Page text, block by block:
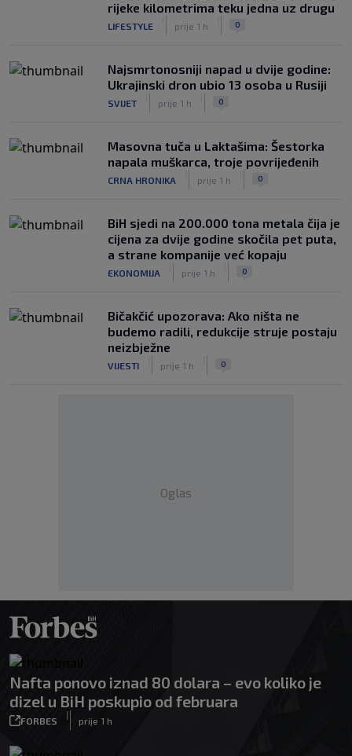
rijeke kilometrima teku jedna uz drugu
LIFESTYLE prije 1 h 0
Najsmrtonosniji napad u dvije godine:
Ukrajinski dron ubio 13 osoba u Rusiji
SVIJET prije 1 h 0
Masovna tuča u Laktašima: Šestorka
napala muškarca, troje povrijeđenih
CRNA HRONIKA prije 1 h 0
BiH sjedi na 200.000 tona metala čija je
cijena za dvije godine skočila pet puta,
a strane kompanije već kopaju
EKONOMIJA prije 1 h 0
Bičakčić upozorava: Ako ništa ne
budemo radili, redukcije struje postaju
neizbježne
VIJESTI prije 1 h 0
Oglas
Nafta ponovo iznad 80 dolara – evo koliko je
dizel u BiH poskupio od februara
FORBES
|
prije 1 h